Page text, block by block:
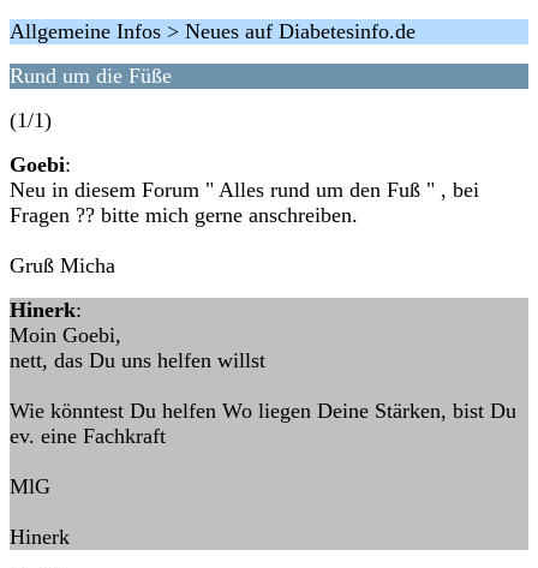
Allgemeine Infos > Neues auf Diabetesinfo.de
Rund um die Füße
(1/1)
Goebi:
Neu in diesem Forum " Alles rund um den Fuß " , bei
Fragen ?? bitte mich gerne anschreiben.
Gruß Micha
Hinerk:
Moin Goebi,
nett, das Du uns helfen willst
Wie könntest Du helfen Wo liegen Deine Stärken, bist Du
ev. eine Fachkraft
MlG
Hinerk